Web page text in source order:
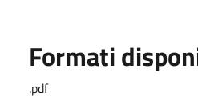
Formati
.pdf